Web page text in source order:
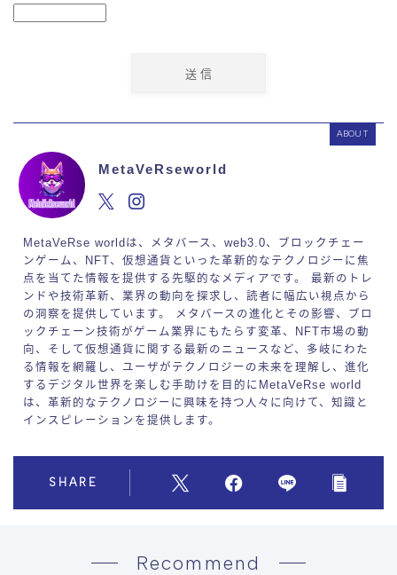
ABOUT
MetaVeRseworld
MetaVeRse worldは、メタバース、web3.0、ブロックチェー
ンゲーム、NFT、仮想通貨といった革新的なテクノロジーに焦
点を当てた情報を提供する先駆的なメディアです。 最新のトレ
ンドや技術革新、業界の動向を探求し、読者に幅広い視点から
の洞察を提供しています。 メタバースの進化とその影響、ブロ
ックチェーン技術がゲーム業界にもたらす変革、NFT市場の動
向、そして仮想通貨に関する最新のニュースなど、多岐にわた
る情報を網羅し、ユーザがテクノロジーの未来を理解し、進化
するデジタル世界を楽しむ手助けを目的にMetaVeRse world
は、革新的なテクノロジーに興味を持つ人々に向けて、知識と
インスピレーションを提供します。
SHARE
Recommend